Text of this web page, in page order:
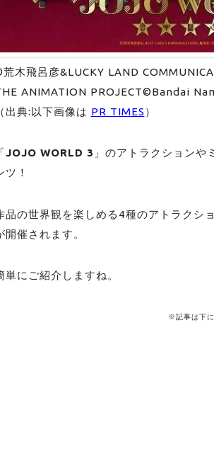
木飛呂彦&LUCKY LAND
ANIMATION PROJECT©Bandai
（出典:以下画像は PR TIMES ）
「 JOJO WORLD 3 」のアトラクションや
ツ！
品の世界観を楽しめる4種のアトラクシ
開催されます。
単にご紹介しますね。
※記事は下